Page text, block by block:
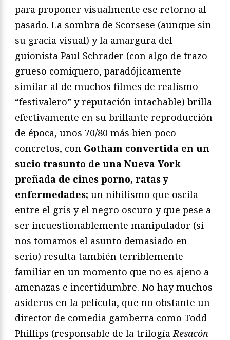
para proponer visualmente ese retorno al
pasado. La sombra de Scorsese (aunque sin
su gracia visual) y la amargura del
guionista Paul Schrader (con algo de trazo
grueso comiquero, paradójicamente
similar al de muchos filmes de realismo
“festivalero” y reputación intachable) brilla
efectivamente en su brillante reproducción
de época, unos 70/80 más bien poco
concretos, con Gotham convertida en un
sucio trasunto de una Nueva York
preñada de cines porno, ratas y
enfermedades; un nihilismo que oscila
entre el gris y el negro oscuro y que pese a
ser incuestionablemente manipulador (si
nos tomamos el asunto demasiado en
serio) resulta también terriblemente
familiar en un momento que no es ajeno a
amenazas e incertidumbre. No hay muchos
asideros en la película, que no obstante un
director de comedia gamberra como Todd
Phillips (responsable de la trilogía Resacón